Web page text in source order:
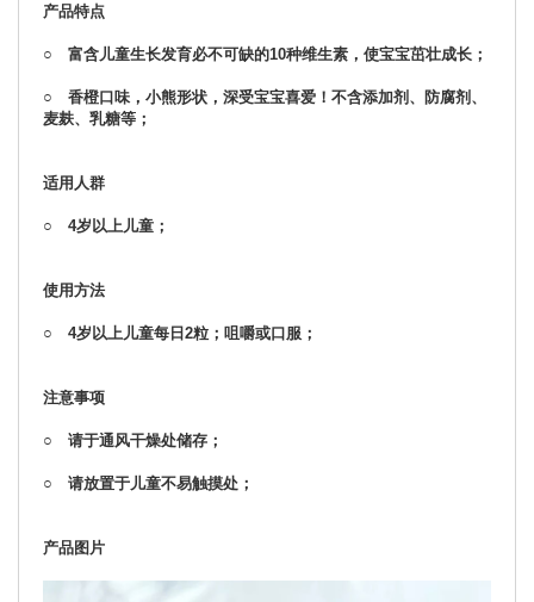
产品特点
○ 富含儿童生长发育必不可缺的10种维生素，使宝宝茁壮成长；
○ 香橙口味，小熊形状，深受宝宝喜爱！不含添加剂、防腐剂、
麦麸、乳糖等；
适用人群
○ 4岁以上儿童；
使用方法
○ 4岁以上儿童每日2粒；咀嚼或口服；
注意事项
○ 请于通风干燥处储存；
○ 请放置于儿童不易触摸处；
产品图片